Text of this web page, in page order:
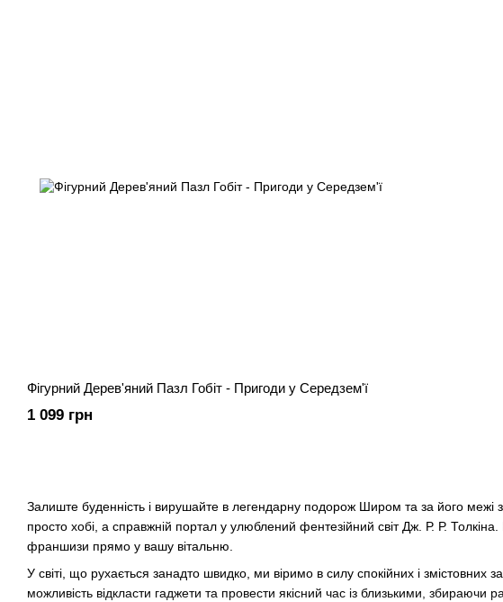
Залиште буденність і вирушайте в легендарну подорож Широм та за його межі
просто хобі, а справжній портал у улюблений фентезійний світ Дж. Р. Р.
франшизи прямо у вашу вітальню.
У світі, що рухається занадто швидко, ми віримо в силу спокійних і
можливість відкласти гаджети та провести якісний час із близькими,
Фігурний Дерев'яний Пазл Гобіт - Пригоди у Середзем'ї
1 099 грн